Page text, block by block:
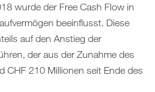
wurde der Free Cash Flow in
beeinflusst. Diese
auf den Anstieg der
der aus der Zunahme des
CHF 210 Millionen seit Ende des